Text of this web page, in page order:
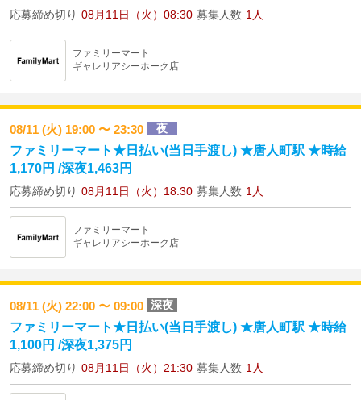
応募締め切り 08月11日（火）08:30 募集人数 1人
ファミリーマート
ギャレリアシーホーク店
08/11 (火) 19:00 〜 23:30 夜
ファミリーマート★日払い(当日手渡し) ★唐人町駅 ★時給
1,170円 /深夜1,463円
応募締め切り 08月11日（火）18:30 募集人数 1人
ファミリーマート
ギャレリアシーホーク店
08/11 (火) 22:00 〜 09:00 深夜
ファミリーマート★日払い(当日手渡し) ★唐人町駅 ★時給
1,100円 /深夜1,375円
応募締め切り 08月11日（火）21:30 募集人数 1人